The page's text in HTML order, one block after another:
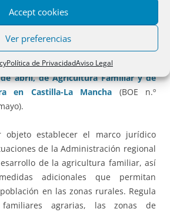
Accept cookies
Ver preferencias
Política de PrivacidadAviso Legal
o de monte con superficies mayores,
y cuando ninguna de las parcelas
sea inferior a las diez hectáreas
abril, de Agricultura Familiar y de
en Castilla-La Mancha (BOE n.º
objeto establecer el marco jurídico
de la Administración regional
de la agricultura familiar, así
adicionales que permitan
en las zonas rurales. Regula
familiares agrarias, las zonas de